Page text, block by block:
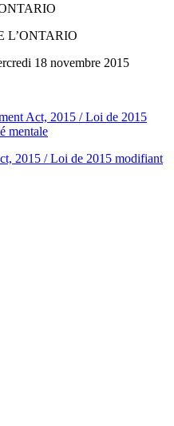
L’ONTARIO
18 novembre 2015
Act, 2015 / Loi de 2015
mentale
2015 / Loi de 2015 modifiant